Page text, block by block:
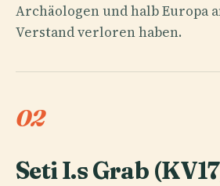
Archäologen und halb Europa
Verstand verloren haben.
02
Seti I.s Grab